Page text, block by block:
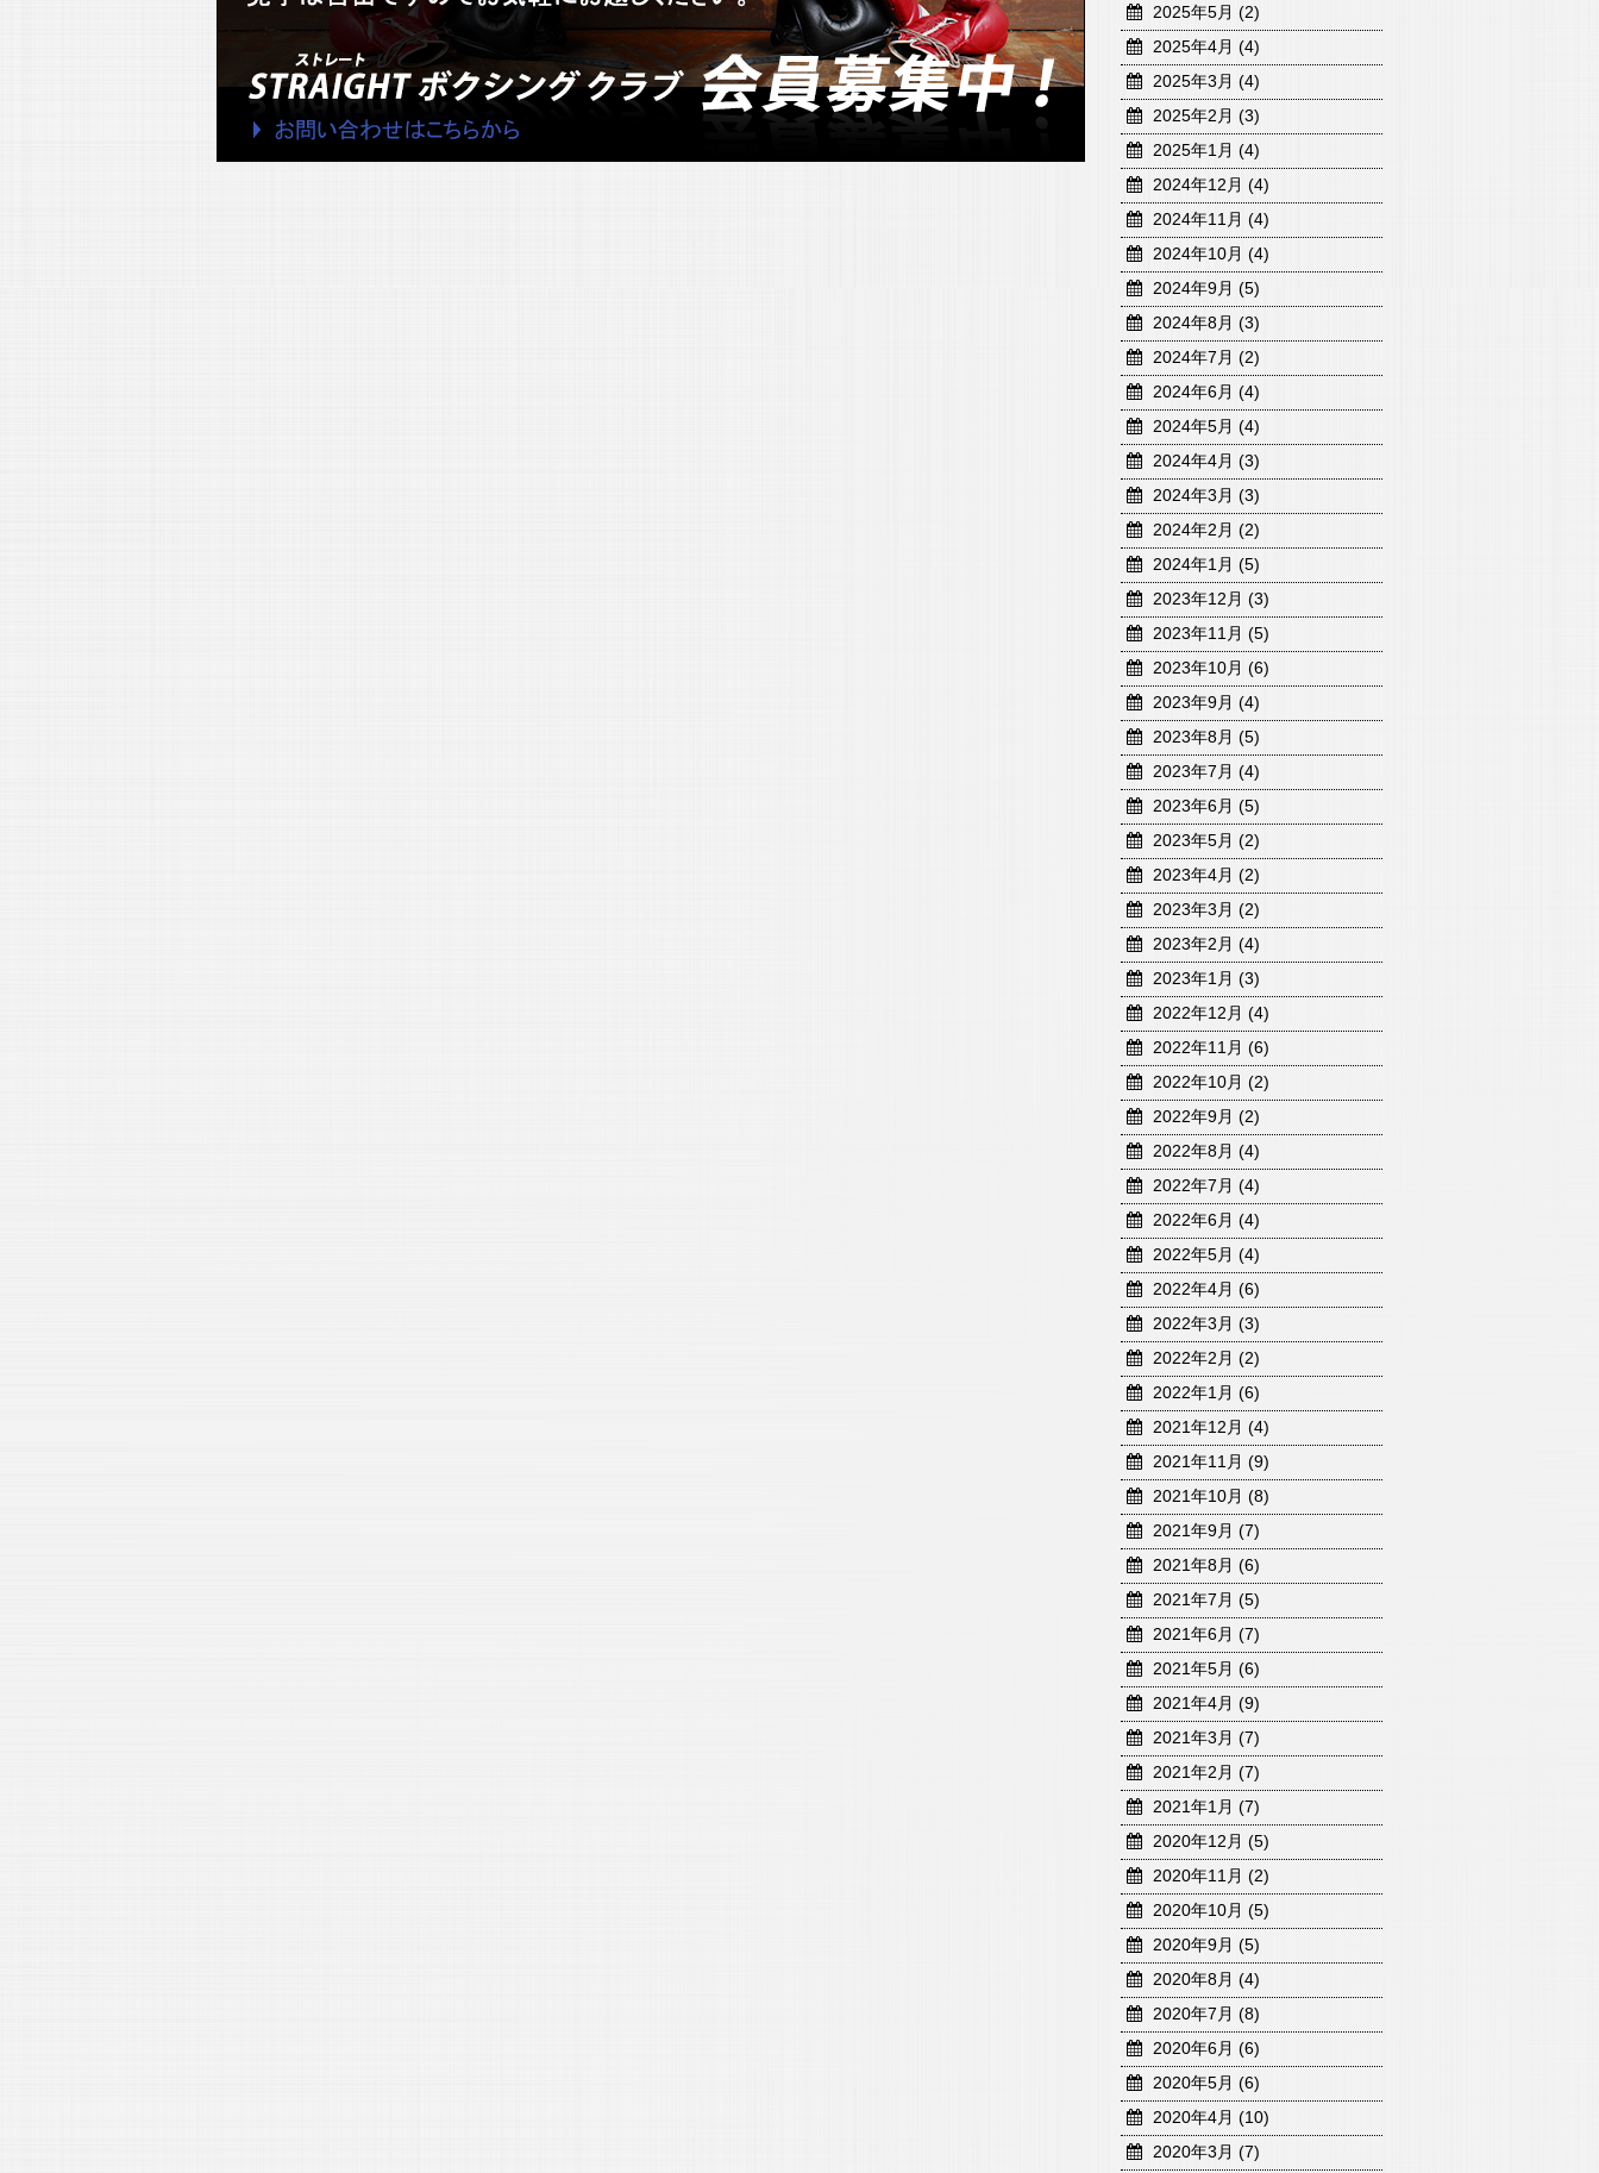
2025年5月 (2)
2025年4月 (4)
2025年3月 (4)
2025年2月 (3)
2025年1月 (4)
2024年12月 (4)
2024年11月 (4)
2024年10月 (4)
2024年9月 (5)
2024年8月 (3)
2024年7月 (2)
2024年6月 (4)
2024年5月 (4)
2024年4月 (3)
2024年3月 (3)
2024年2月 (2)
2024年1月 (5)
2023年12月 (3)
2023年11月 (5)
2023年10月 (6)
2023年9月 (4)
2023年8月 (5)
2023年7月 (4)
2023年6月 (5)
2023年5月 (2)
2023年4月 (2)
2023年3月 (2)
2023年2月 (4)
2023年1月 (3)
2022年12月 (4)
2022年11月 (6)
2022年10月 (2)
2022年9月 (2)
2022年8月 (4)
2022年7月 (4)
2022年6月 (4)
2022年5月 (4)
2022年4月 (6)
2022年3月 (3)
2022年2月 (2)
2022年1月 (6)
2021年12月 (4)
2021年11月 (9)
2021年10月 (8)
2021年9月 (7)
2021年8月 (6)
2021年7月 (5)
2021年6月 (7)
2021年5月 (6)
2021年4月 (9)
2021年3月 (7)
2021年2月 (7)
2021年1月 (7)
2020年12月 (5)
2020年11月 (2)
2020年10月 (5)
2020年9月 (5)
2020年8月 (4)
2020年7月 (8)
2020年6月 (6)
2020年5月 (6)
2020年4月 (10)
2020年3月 (7)